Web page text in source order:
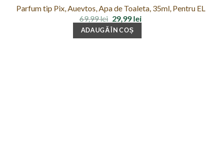
Parfum tip Pix, Auevtos, Apa de Toaleta, 35ml, Pentru EL
69,99lei Prețul
inițial
a
29,99 leiPrețul
ADAUGĂ ÎN COȘ